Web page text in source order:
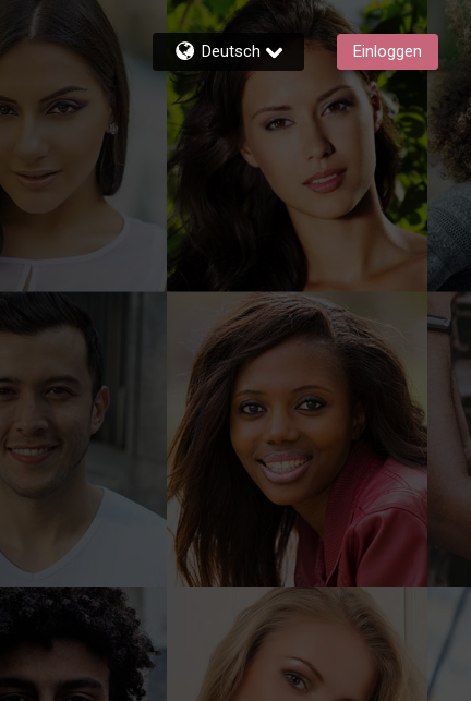
Deutsch Einloggen